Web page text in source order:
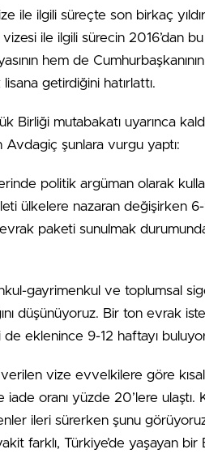
ile ilgili süreçte son birkaç
ile ilgili sürecin 2016’dan
hem de
getirdiğini hatırlattı.
Birliği mutabakatı uyarınca
şunlara vurgu yaptı:
politik argüman olarak
ülkelere nazaran değişirken
paketi sunulmak
gayrimenkul ve toplumsal
düşünüyoruz. Bir ton evrak
de eklenince 9-12 haftayı
vize evvelkilere göre
iade oranı yüzde 20’lere
ileri sürerken şunu
farklı, Türkiye’de yaşayan